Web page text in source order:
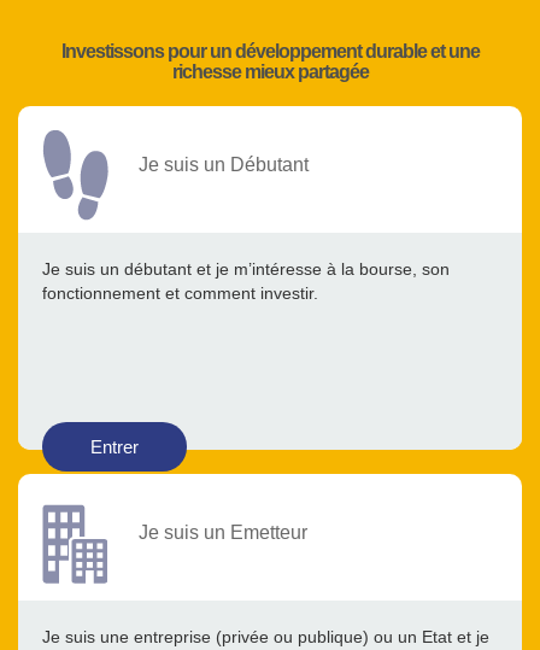
Investissons pour un développement durable et une
richesse mieux partagée
Je suis un Débutant
Je suis un débutant et je m’intéresse à la bourse, son
fonctionnement et comment investir.
Entrer
Je suis un Emetteur
Je suis une entreprise (privée ou publique) ou un Etat et je